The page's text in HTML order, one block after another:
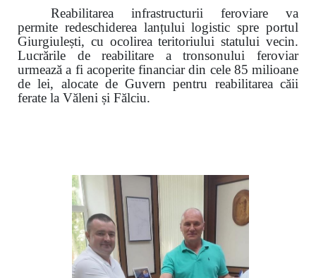
Reabilitarea infrastructurii feroviare va
permite redeschiderea lanțului logistic spre portul
Giurgiulești, cu ocolirea teritoriului statului vecin.
Lucrările de reabilitare a tronsonului feroviar
urmează a fi acoperite financiar din cele 85 milioane
de lei, alocate de Guvern pentru reabilitarea căii
ferate la Văleni și Fălciu.